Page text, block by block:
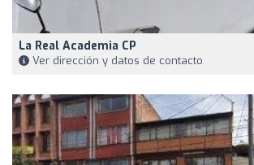
La Real Academia CP
Ver dirección y datos de contacto